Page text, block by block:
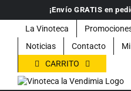
contenido
¡Envío GRATIS en
La Vinoteca
Noticias
Contacto
CARRITO